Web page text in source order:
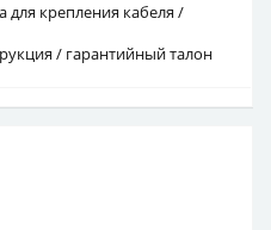
для крепления кабеля /
/ гарантийный талон